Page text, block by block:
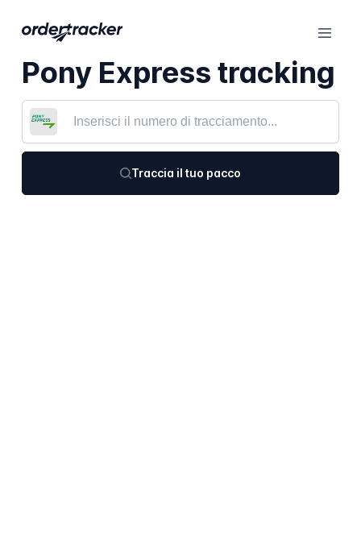
Pony Express tracking
Traccia il tuo pacco